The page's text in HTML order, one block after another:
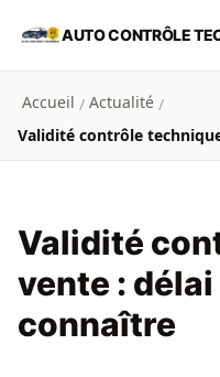
Aller au contenu
AUTO CONTRÔLE
Accueil / Actualité /
Validité
vente :
connaître